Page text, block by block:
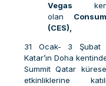
Vegas
olan
(CES),
31 Ocak- 3 Şubat
Katar’ın Doha
Summit Qatar
etkinliklerine